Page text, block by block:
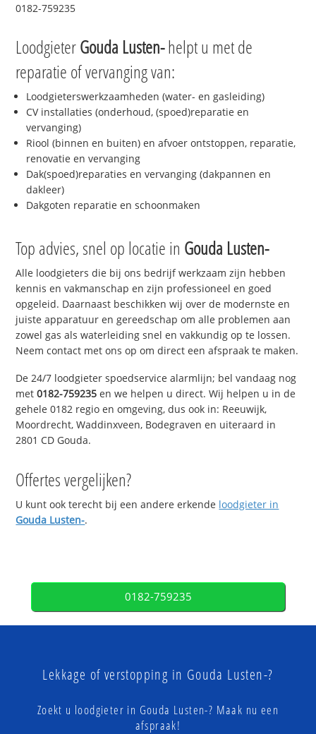
0182-759235
LoodgieterGouda Lusten-helpt u met de
reparatie of vervanging van:
Loodgieterswerkzaamheden (water- en gasleiding)
CV installaties (onderhoud, (spoed)reparatie en
vervanging)
Riool (binnen en buiten) en afvoer ontstoppen, reparatie,
renovatie en vervanging
Dak(spoed)reparaties en vervanging (dakpannen en
dakleer)
Dakgoten reparatie en schoonmaken
Top advies, snel op locatie in Gouda Lusten-
Alle loodgieters die bij ons bedrijf werkzaam zijn hebben
kennis en vakmanschap en zijn professioneel en goed
opgeleid. Daarnaast beschikken wij over de modernste en
juiste apparatuur en gereedschap om alle problemen aan
zowel gas als waterleiding snel en vakkundig op te lossen.
Neem contact met ons op om direct een afspraak te maken.
De 24/7 loodgieter spoedservice alarmlijn; bel vandaag nog
met0182-759235 en we helpen u direct. Wij helpen u in de
gehele 0182 regio en omgeving, dus ook in: Reeuwijk,
Moordrecht, Waddinxveen, Bodegraven en uiteraard in
2801 CD Gouda.
Offertes vergelijken?
U kunt ook terecht bij een andere erkende loodgieter in
Gouda Lusten-.
0182-759235
Lekkage of verstopping in Gouda Lusten-?
Zoekt u loodgieter in Gouda Lusten-? Maak nu een
afspraak!